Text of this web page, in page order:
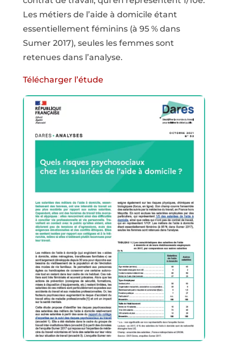
Les métiers de l’aide à domicile étant
essentiellement féminins (à 95 % dans
Sumer 2017), seules les femmes sont
retenues dans l’analyse.
Télécharger l’étude